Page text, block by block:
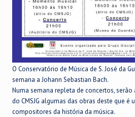
O Conservatório de Música de S. José da
semana a Johann Sebastian Bach.
Numa semana repleta de concertos,
do CMSJG algumas das obras deste que é
compositores da história da música.